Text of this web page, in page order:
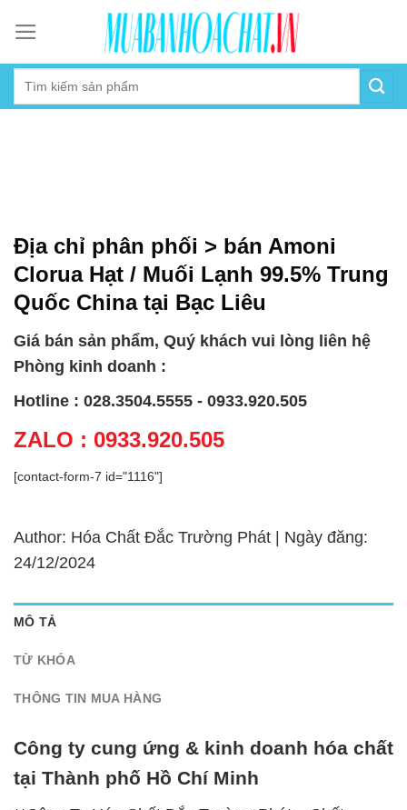
content
Địa chỉ phân phối > bán Amoni
Clorua Hạt / Muối Lạnh 99.5% Trung
Quốc China tại Bạc Liêu
Giá bán sản phẩm, Quý khách vui lòng liên hệ
Phòng kinh doanh :
Hotline : 028.3504.5555 - 0933.920.505
ZALO : 0933.920.505
[contact-form-7 id="1116"]
Author: Hóa Chất Đắc Trường Phát | Ngày đăng:
24/12/2024
MÔ TẢ
TỪ KHÓA
THÔNG TIN MUA HÀNG
Công ty cung ứng & kinh doanh hóa chất
tại Thành phố Hồ Chí Minh